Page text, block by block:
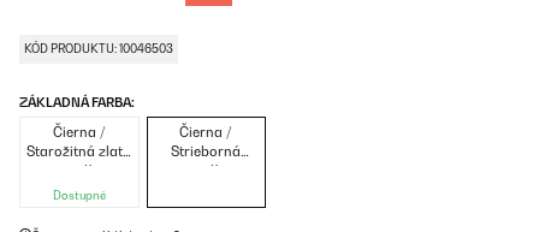
KÓD PRODUKTU: 10046503
ZÁKLADNÁ FARBA:
Čierna /
Starožitná zlatá
metalíza
Dostupné
Čierna /
Strieborná
metalíza